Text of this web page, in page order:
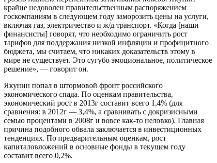
крайне недоволен правительственным распоряжением
госкомпаниям в следующем году заморозить цены на услуги,
включая газ, электричество и ж/д транспорт. «Когда [наши
финансисты] говорят, что необходимо ограничить рост
тарифов для поддержания низкой инфляции и профицитного
бюджета, мы считаем, что никаких доказательств этому в
мире не существует. Это сугубо эмоциональное, политическое
решение», — говорит он.
Якунин попал в штормовой фронт российского
экономического спада. По оценкам правительства,
экономический рост в 2013г составит всего 1,4% (для
сравнения: в 2012г — 3,4%, а сравнивать с докризисными
семью процентами в 2008г и вовсе как-то неловко). Главная
причина подобного обвала заключается в инвестиционных
тенденциях. По предварительным оценкам, рост
капиталовложений в основные фонды в текущем году
составит всего 0,2%.